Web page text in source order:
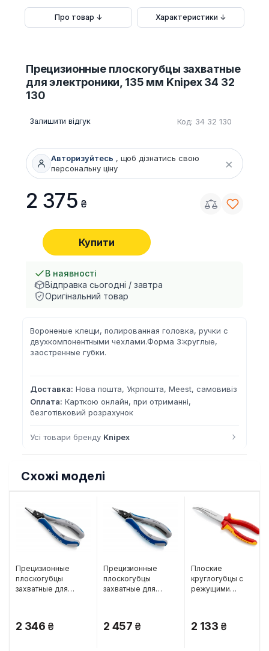
Про товар ↓ Характеристики ↓
Прецизионные плоскогубцы захватные
для электроники, 135 мм Knipex 34 32
130
Залишити відгук Код: 34 32 130
Авторизуйтесь , щоб дізнатись свою
персональну ціну
×
2 375
Купити
В наявності
Відправка сьогодні / завтра
Оригінальний товар
Вороненые клещи, полированная головка, ручки с
двухкомпонентными чехлами.Форма 3:круглые,
заостренные губки.
Доставка: Нова пошта, Укрпошта, Meest, самовивіз
Оплата: Карткою онлайн, при отриманні,
безготівковий розрахунок
Усі товари бренду Knipex ›
Схожі моделі
Прецизионные
плоскогубцы
захватные для
2 346
Прецизионные
плоскогубцы
захватные для
2 457
Плоские
круглогубцы с
режущими
2 133